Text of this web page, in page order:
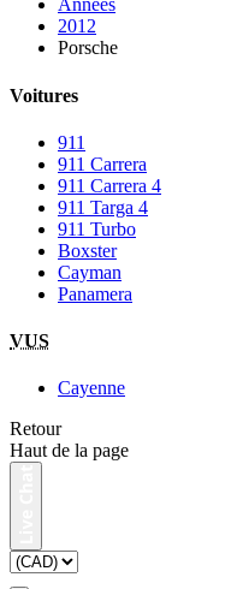
Années
2012
Porsche
Voitures
911
911 Carrera
911 Carrera 4
911 Targa 4
911 Turbo
Boxster
Cayman
Panamera
VUS
Cayenne
Retour
Haut de la page